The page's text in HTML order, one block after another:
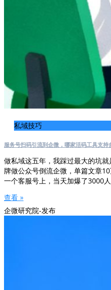
私域技巧
服务号扫码引流到企微，哪家活码工具支
做私域这五年，我踩过最大的坑
牌做公众号倒流企微，单篇文章
一个客服号上，当天加爆了3000人
查看 »
企微研究院-发布